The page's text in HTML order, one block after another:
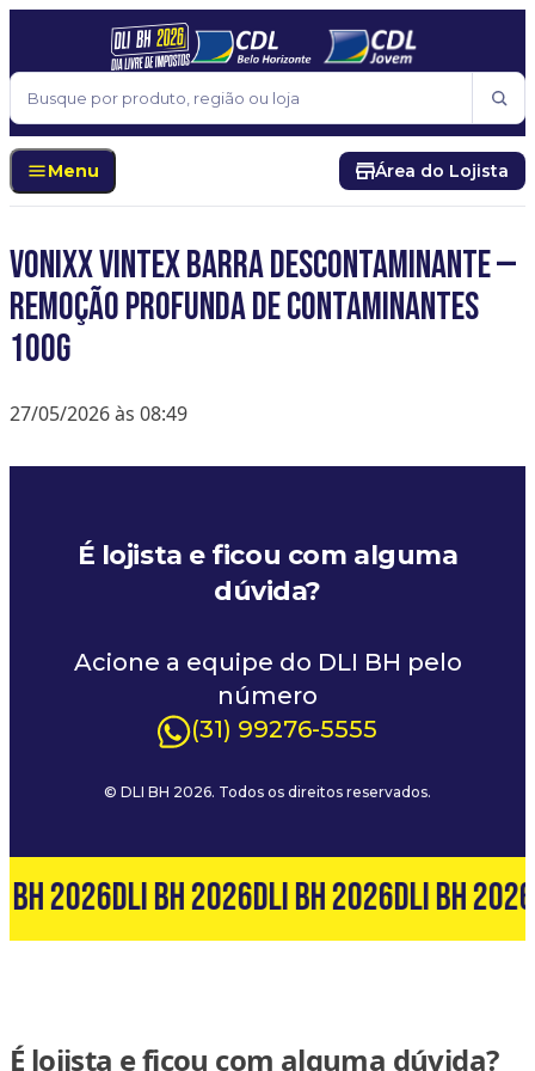
Pular para o conteúdo
Buscar
Menu Área do Lojista
Vonixx Vintex Barra Descontaminante —
Remoção Profunda de Contaminantes
100g
27/05/2026 às 08:49
É lojista e ficou com alguma
dúvida?
Acione a equipe do DLI BH pelo
número
(31) 99276-5555
© DLI BH 2026. Todos os direitos reservados.
BH 2026DLI BH 2026DLI BH 2026DLI BH 2026
É lojista e ficou com alguma dúvida?